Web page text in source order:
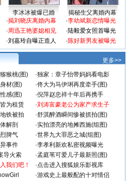
李冰冰被爆已婚
揭秘生父离婚内幕
·揭刘晓庆离婚内幕
·周迅王艳婆媳相见
·刘嘉玲自曝正造人
·李幼斌新恋情曝光
·陆毅爱女照首曝光
·陈好新男友被曝光
更多>>
猴桃(图) ·独家：章子怡带妈妈看电影
材(图) ·佟大为马伊琍再度牵手(图)
感(图) ·倪萍赵忠祥十年后再携手
为租赁 ·刘涛富豪老公为家产求生子
铁被拍 ·舒淇醉酒瞬间惨被抓拍(图)
解剖 ·实拍漂亮的地摊西施(组图)
脾气 ·世界九大罪恶之城(组图)
事件 ·李孝利新欢私密视频曝光
导火索 ·孟庭苇可爱儿子最新照(图)
我们吧！ ·点击进入搜狐娱乐影视库
·游戏史上最般配的十对情侣